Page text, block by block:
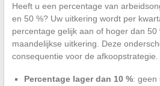
Heeft u een percentage van
en 50 %? Uw uitkering wordt per
percentage gelijk aan of hoger dan 50
maandelijkse uitkering. Deze
consequentie voor de afkoopstrategie.
Percentage lager dan 10 %: geen